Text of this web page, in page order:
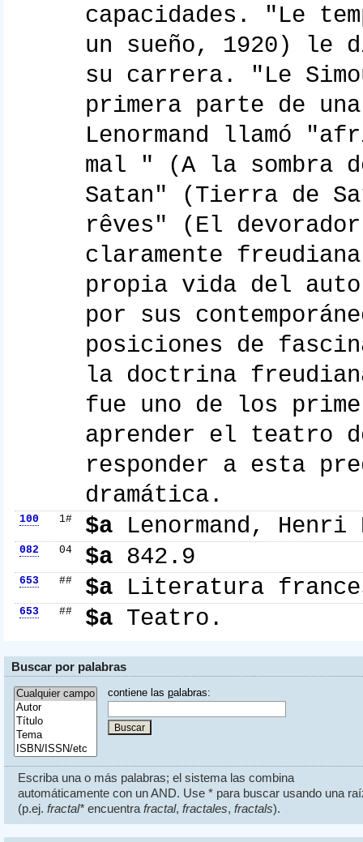
capacidades. "Le
un sueño, 1920) le
su carrera. "Le
primera parte de
Lenormand llamó
mal " (A la sombra
Satan" (Tierra de
rêves" (El
claramente
propia vida del
por sus
posiciones de
la doctrina
fue uno de los
aprender el teatro
responder a esta
dramática.
100 1# $a Lenormand,
082 04 $a 842.9
653 ## $a Literatura
653 ## $a Teatro.
Buscar por palabras
contiene las palabras:
Escriba una o más palabras; el sistema las combina
automáticamente con un AND. Use * para buscar usando una
(p.ej. fractal*encuentra fractal, fractales, fractals).